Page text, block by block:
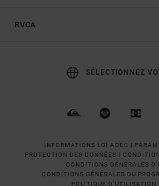
RVCA
SÉLECTIONNEZ
INFORMATIONS LOI AGEC |
PROTECTION DES DONNÉES |
CONDITIONS GÉNÉRALES
CONDITIONS GÉNÉRALES DU
POLITIQUE D'UTILISATION